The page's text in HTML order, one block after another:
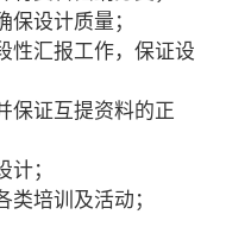
设计质量；
性汇报工作，保证设
保证互提资料的正
；
培训及活动；